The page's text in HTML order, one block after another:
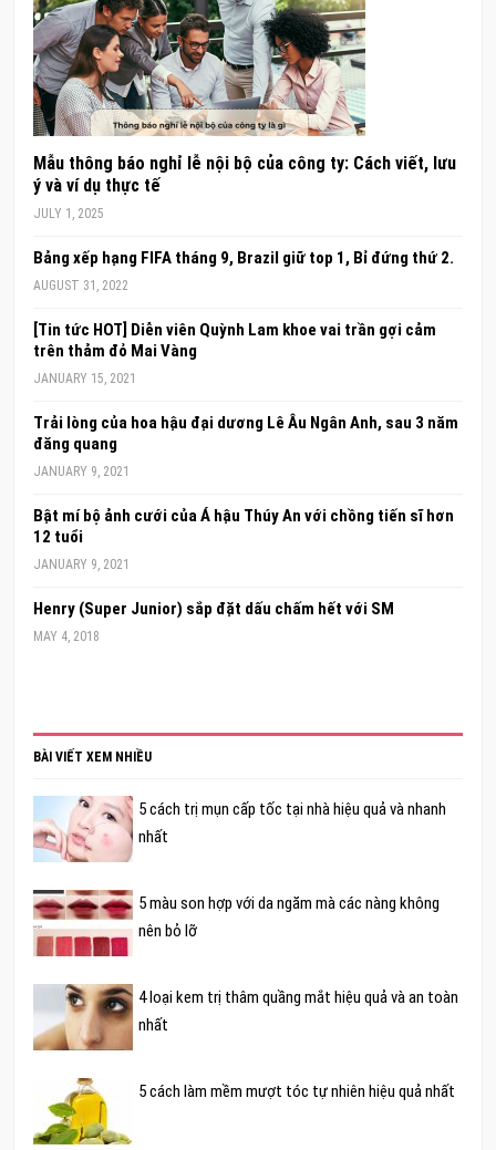
Mẫu thông báo nghỉ lễ nội bộ của công ty: Cách viết, lưu
ý và ví dụ thực tế
JULY 1, 2025
Bảng xếp hạng FIFA tháng 9, Brazil giữ top 1, Bỉ đứng thứ 2.
AUGUST 31, 2022
[Tin tức HOT] Diễn viên Quỳnh Lam khoe vai trần gợi cảm
trên thảm đỏ Mai Vàng
JANUARY 15, 2021
Trải lòng của hoa hậu đại dương Lê Âu Ngân Anh, sau 3 năm
đăng quang
JANUARY 9, 2021
Bật mí bộ ảnh cưới của Á hậu Thúy An với chồng tiến sĩ hơn
12 tuổi
JANUARY 9, 2021
Henry (Super Junior) sắp đặt dấu chấm hết với SM
MAY 4, 2018
BÀI VIẾT XEM NHIỀU
5 cách trị mụn cấp tốc tại nhà hiệu quả và nhanh
nhất
5 màu son hợp với da ngăm mà các nàng không
nên bỏ lỡ
4 loại kem trị thâm quầng mắt hiệu quả và an toàn
nhất
5 cách làm mềm mượt tóc tự nhiên hiệu quả nhất